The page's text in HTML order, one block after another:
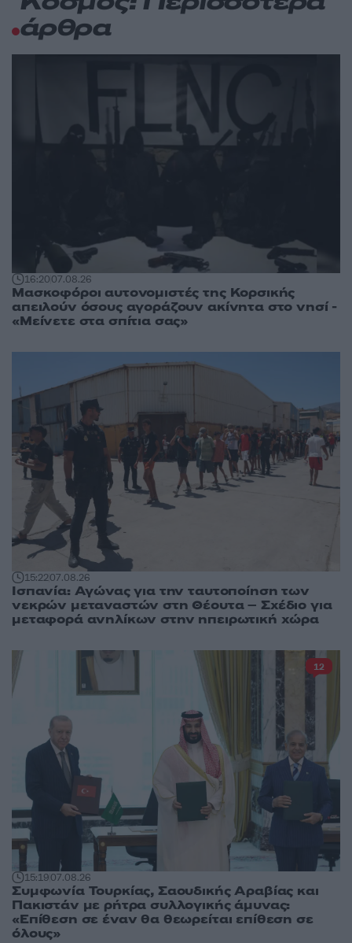
άρθρα
16:2007.08.26
Μασκοφόροι αυτονομιστές της Κορσικής
απειλούν όσους αγοράζουν ακίνητα στο νησί -
«Μείνετε στα σπίτια σας»
15:2207.08.26
Ισπανία: Αγώνας για την ταυτοποίηση των
νεκρών μεταναστών στη Θέουτα – Σχέδιο για
μεταφορά ανηλίκων στην ηπειρωτική χώρα
15:1907.08.26
Συμφωνία Τουρκίας, Σαουδικής Αραβίας και
Πακιστάν με ρήτρα συλλογικής άμυνας:
«Επίθεση σε έναν θα θεωρείται επίθεση σε
όλους»
12